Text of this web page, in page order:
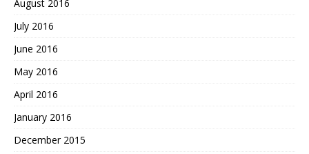
August 2016
July 2016
June 2016
May 2016
April 2016
January 2016
December 2015